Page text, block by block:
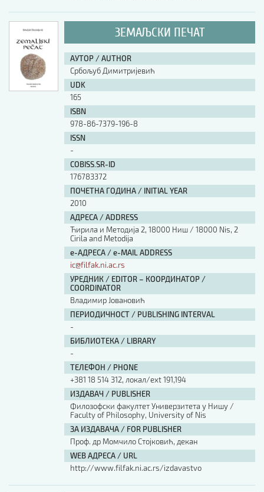
ЗЕМАЉСКИ ПЕЧАТ
АУТОР / AUTHOR
Србољуб Димитријевић
UDK
165
ISBN
978-86-7379-196-8
ISSN
-
COBISS.SR-ID
176783372
ПОЧЕТНА ГОДИНА / INITIAL YEAR
2010
АДРЕСА / ADDRESS
Ћирила и Методија 2, 18000 Ниш / 18000 Nis, 2
Cirila and Metodija
е-АДРЕСА / e-MAIL ADDRESS
ic@filfak.ni.ac.rs
УРЕДНИК / EDITOR – КООРДИНАТОР /
COORDINATOR
Владимир Јовановић
ПЕРИОДИЧНОСТ / PUBLISHING INTERVAL
-
БИБЛИОТЕКА / LIBRARY
-
ТЕЛЕФОН / PHONE
+381 18 514 312, локал/ext 191,194
ИЗДАВАЧ / PUBLISHER
Филозофски факултет Универзитета у Нишу /
Faculty of Philosophy, University of Nis
ЗА ИЗДАВАЧА / FOR PUBLISHER
Проф. др Момчило Стојковић, декан
WEB АДРЕСА / URL
http://www.filfak.ni.ac.rs/izdavastvo